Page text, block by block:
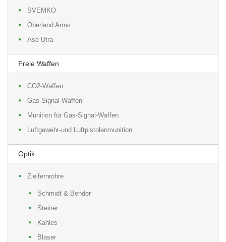
SVEMKO
Oberland Arms
Ase Utra
Freie Waffen
CO2-Waffen
Gas-Signal-Waffen
Munition für Gas-Signal-Waffen
Luftgewehr-und Luftpistolenmunition
Optik
Zielfernrohre
Schmidt & Bender
Steiner
Kahles
Blaser